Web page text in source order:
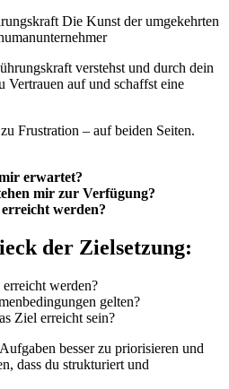
verstehst und durch dein
Vertrauen auf und schaffst eine
Frustration – auf beiden Seiten.
erwartet?
mir zur Verfügung?
werden?
der Zielsetzung:
werden?
gelten?
Ziel erreicht sein?
besser zu priorisieren und
dass du strukturiert und